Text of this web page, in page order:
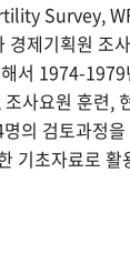
Survey,
경제기획원 조
서 1974-
사요원 훈련,
의 검토과정
기초자료로 활